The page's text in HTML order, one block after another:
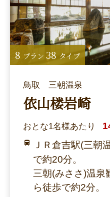
鳥取 三朝温泉
依山楼岩崎
おとな1名様あたり
ＪＲ倉吉駅(三朝
で約20分。
三朝(みささ)温泉
ら徒歩で約2分。
8 プラン 38 タイプ